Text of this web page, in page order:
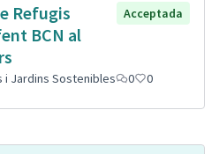
Refugis
BCN al
Acceptada
i Jardins Sostenibles 0 0